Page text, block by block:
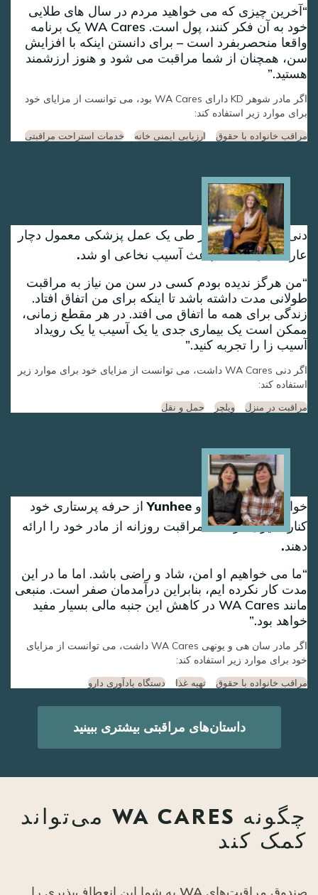
آخرین چیزی که می خواهید مردم در سال های طلایی
خود به آن فکر کنند، پول است. WA Cares یک برنامه
واقعا منحصربفرد است – برای دانستن اینکه با افزایش
سن، همچنان از شما مراقبت می شود و هنوز ارزشمند
هستید.
اگر مادر شوهر KD دارای WA Cares بود، می توانست از مزایای خود
برای موارد زیر استفاده کند:
مراقب خانواده با حقوق ارزیابی ایمنی خانه خدمات استراحت مراقبتی
دنی در 30 سالگی در طی یک عمل پزشکی معمول دچار
عارضه ای شد که باعث آسیب نخاعی او شد.
من هرگز ندیده بودم کسی در سن من نیاز به مراقبت
طولانی مدت داشته باشد تا اینکه برای من اتفاق افتاد.
زندگی برای همه ما اتفاق می افتد. در هر مقطع زمانی،
ممکن است یک بیماری جدی یا یک آسیب یا یک رویداد
آسیب زا را تجربه کنید.
اگر دنی WA Cares داشت، می توانست از مزایای خود برای موارد زیر
استفاده کند:
مراقبت در منزل ویلچر حمل و نقل
Image
خواهران Sun-Hee و Yunhee از حرفه پرستاری خود
کناره گیری کردند تا مراقبت روزانه از مادر خود را ارائه
دهند.
ما می خواهیم او امن، شاد و راضی باشد. اما ما در این
مدت کار نکرده ایم، بنابراین درآمدمان صفر است. منبعی
مانند WA Cares در کاهش این جنبه مالی بسیار مفید
خواهد بود.
اگر مادر سان هی و یونهی WA Cares داشت، می توانست از مزایای
خود برای موارد زیر استفاده کند:
مراقب خانواده با حقوق تهیه غذا دستگاه یادآوری دارو
Image
داستان‌های مراقبتی بیشتری ببینید
چگونه WA CARES می‌تواند
کمک کند